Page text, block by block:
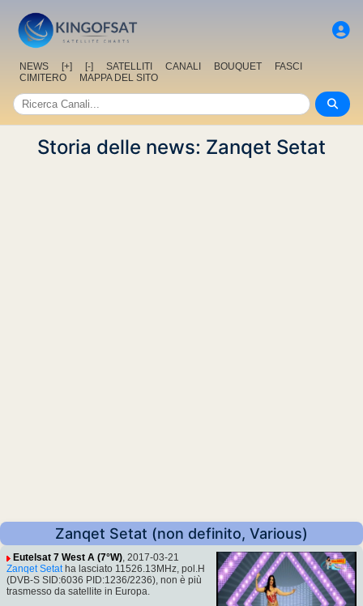
NEWS [+] [-] SATELLITI CANALI BOUQUET
FASCI
CIMITERO
MAPPA DEL SITO
Storia delle news: Zanqet Setat
Zanqet Setat (non definito, Various)
Eutelsat 7 West A (7°W), 2017-03-21
Zanqet Setatha lasciato 11526.13MHz, pol.H
(DVB-S SID:6036 PID:1236/2236), non è più
trasmesso da satellite in Europa.